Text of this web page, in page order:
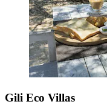
Gili Eco Villas